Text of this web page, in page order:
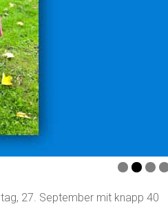
27. September mit knapp 40